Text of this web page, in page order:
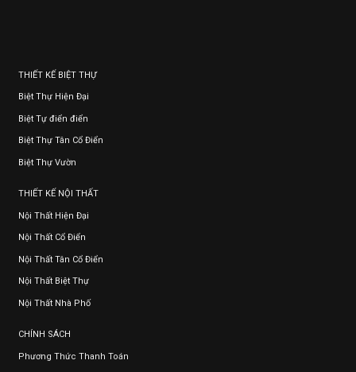
THIẾT KẾ BIỆT THỰ
Biệt Thự Hiện Đại
Biệt Tự điển điển
Biệt Thự Tân Cổ Điển
Biệt Thự Vườn
THIẾT KẾ NỘI THẤT
Nội Thất Hiện Đại
Nội Thất Cổ Điển
Nội Thất Tân Cổ Điển
Nội Thất Biệt Thự
Nội Thất Nhà Phố
CHÍNH SÁCH
Phương Thức Thanh Toán